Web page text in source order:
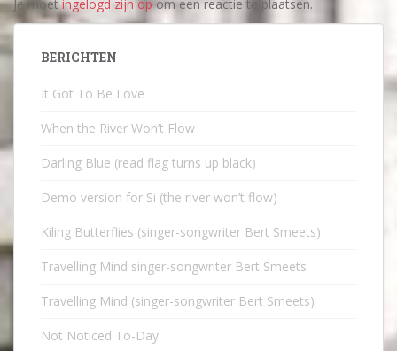
Je moetingelogd zijn op om een reactie te plaatsen.
BERICHTEN
It Got To Be Love
When the River Won’t Flow
Darling Blue (read flag turns up black)
Demo version for Si (the river won’t flow)
Kiling Butterflies (singer-songwriter Bert Smeets)
Travelling Mind singer-songwriter Bert Smeets
Travelling Mind (singer-songwriter Bert Smeets)
Not Noticed To-Day